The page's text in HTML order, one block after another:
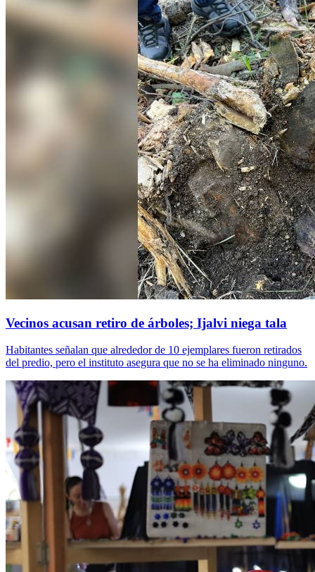
Vecinos acusan retiro de árboles; Ijalvi niega tala
Habitantes señalan que alrededor de 10 ejemplares fueron retirados
del predio, pero el instituto asegura que no se ha eliminado ninguno.